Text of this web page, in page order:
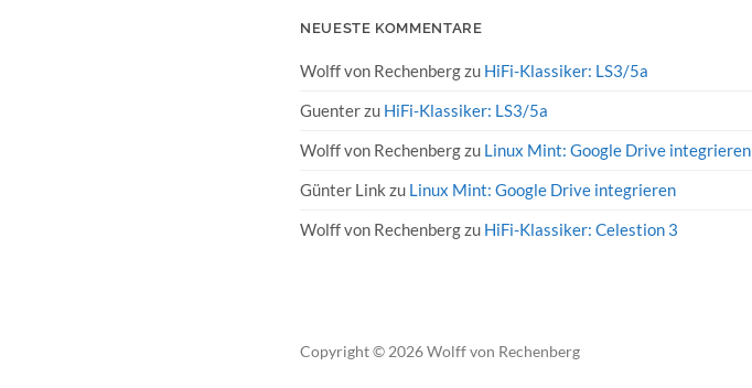
NEUESTE KOMMENTARE
Wolff von Rechenbergzu HiFi-Klassiker: LS3/5a
Guenterzu HiFi-Klassiker: LS3/5a
Wolff von Rechenbergzu Linux Mint: Google Drive integrieren
Günter Link zu Linux Mint: Google Drive integrieren
Wolff von Rechenbergzu HiFi-Klassiker: Celestion 3
Copyright© 2026Wolff von Rechenberg